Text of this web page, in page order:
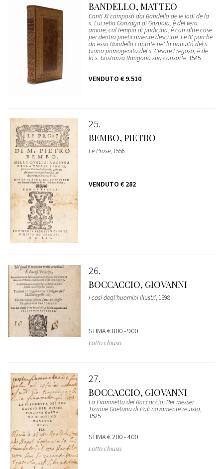
BANDELLO, MATTEO
Canti XI composti dal Bandello de le lodi de la
s. Lucretia Gonzaga di Gazuolo, è del vero
amore, col tempio di pudicitia, è con altre cose
per dentro poeticamente descritte. Le III parche
da esso Bandello cantate ne' la natiuità del s.
Giano primogenito del s. Cesare Fregoso, è de
la s. Gostanza Rangona sua consorte, 1545
VENDUTO € 9.510
25
BEMBO, PIETRO
Le Prose, 1556
VENDUTO € 282
26
BOCCACCIO, GIOVANNI
I casi degl'huomini illustri, 1598
STIMA€ 800 - 900
Lotto chiuso
27
BOCCACCIO, GIOVANNI
La Fiammetta del Boccaccio. Per messer
Tizzone Gaetano di Pofi novamente reuista,
1525
STIMA€ 200 - 400
Lotto chiuso